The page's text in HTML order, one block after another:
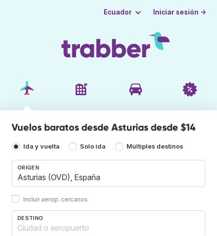
Ecuador Iniciar sesión →
Vuelos baratos desde Asturias desde $14
Ida y vuelta Solo ida Múltiples destinos
ORIGEN
Incluir aerop. cercanos
DESTINO